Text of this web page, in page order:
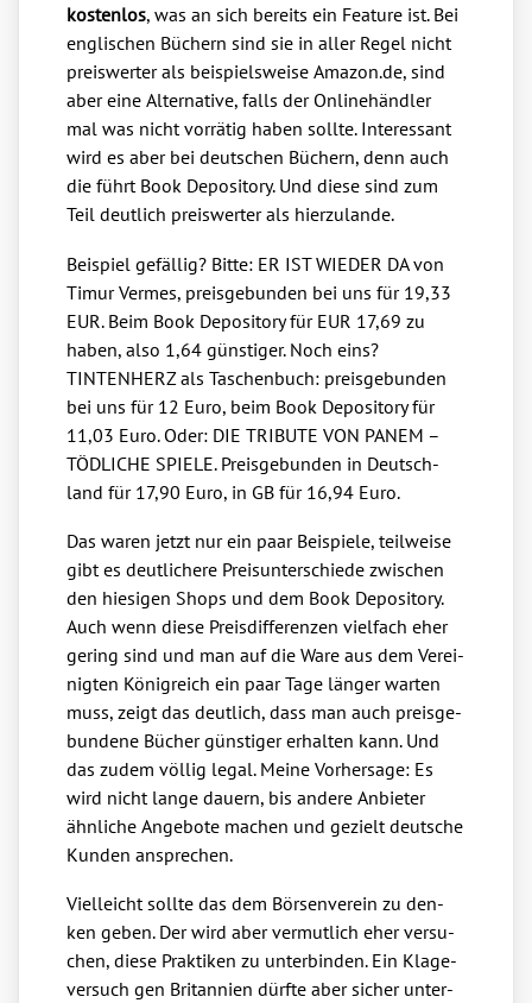
kos­ten­los, was an sich bereits ein Fea­ture ist. Bei
eng­li­schen Büchern sind sie in aller Regel nicht
preis­wer­ter als bei­spiels­wei­se Ama​zon​.de, sind
aber eine Alter­na­ti­ve, falls der Online­händ­ler
mal was nicht vor­rä­tig haben soll­te. Inter­es­sant
wird es aber bei deut­schen Büchern, denn auch
die führt Book Depo­si­to­ry. Und die­se sind zum
Teil deut­lich preis­wer­ter als hier­zu­lan­de.
Bei­spiel gefäl­lig? Bit­te: ER IST WIEDER DA von
Timur Ver­mes, preis­ge­bun­den bei uns für 19,33
EUR. Beim Book Depo­si­to­ry für EUR 17,69 zu
haben, also 1,64 güns­ti­ger. Noch eins?
TINTENHERZ als Taschen­buch: preis­ge­bun­den
bei uns für 12 Euro, beim Book Depo­si­to­ry für
11,03 Euro. Oder: DIE TRIBUTE VON PANEM –
TÖDLICHE SPIELE. Preis­ge­bun­den in Deutsch­
land für 17,90 Euro, in GB für 16,94 Euro.
Das waren jetzt nur ein paar Bei­spie­le, teil­wei­se
gibt es deut­li­che­re Preis­un­ter­schie­de zwi­schen
den hie­si­gen Shops und dem Book Depo­si­to­ry.
Auch wenn die­se Preis­dif­fe­ren­zen viel­fach eher
gering sind und man auf die Ware aus dem Ver­ei­
nig­ten König­reich ein paar Tage län­ger war­ten
muss, zeigt das deut­lich, dass man auch preis­ge­
bun­de­ne Bücher güns­ti­ger erhal­ten kann. Und
das zudem völ­lig legal. Mei­ne Vor­her­sa­ge: Es
wird nicht lan­ge dau­ern, bis ande­re Anbie­ter
ähn­li­che Ange­bo­te machen und gezielt deut­sche
Kun­den anspre­chen.
Viel­leicht soll­te das dem Bör­sen­ver­ein zu den­
ken geben. Der wird aber ver­mut­lich eher ver­su­
chen, die­se Prak­ti­ken zu unter­bin­den. Ein Kla­ge­
ver­such gen Bri­tan­ni­en dürf­te aber sicher unter­